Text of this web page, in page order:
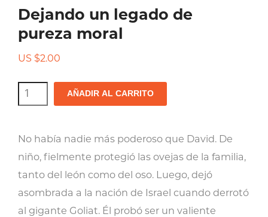
Dejando un legado de
pureza moral
US $2.00
Dejando
un
moral
cantidad
AÑADIR AL CARRITO
No había nadie más poderoso que David. De
niño, fielmente protegió las ovejas de la familia,
tanto del león como del oso. Luego, dejó
asombrada a la nación de Israel cuando derrotó
al gigante Goliat. Él probó ser un valiente